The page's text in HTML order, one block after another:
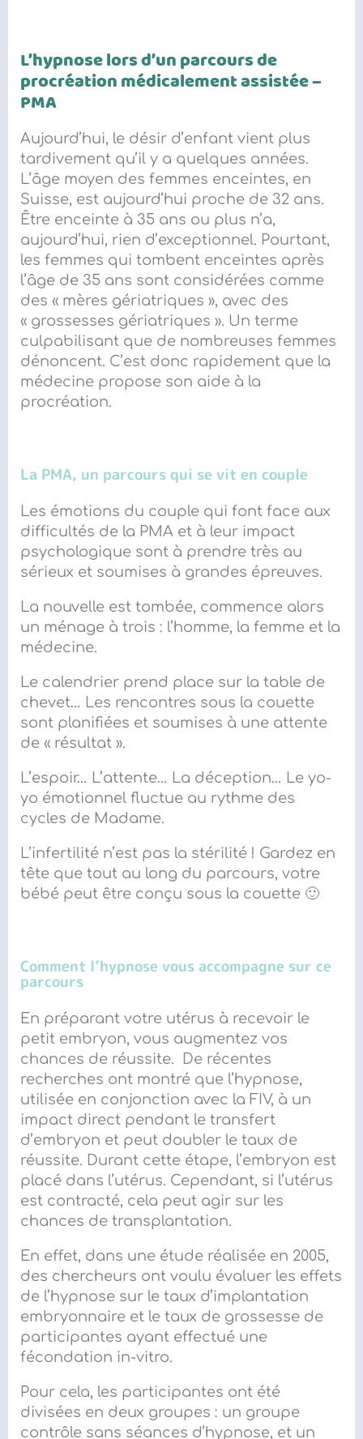
L’hypnose lors d’un parcoursde
procréation médicalement assistée–
PMA
Aujourd’hui, le désir d’enfant vient plus
tardivement qu’il y a quelques années.
L’âge moyen des femmes enceintes, en
Suisse, est aujourd’hui proche de 32 ans.
Être enceinte à 35 ans ou plus n’a,
aujourd’hui, rien d’exceptionnel. Pourtant,
les femmes qui tombent enceintes après
l’âge de 35 ans sont considérées comme
des « mères gériatriques », avec des
« grossesses gériatriques ». Un terme
culpabilisant que de nombreuses femmes
dénoncent. C’est donc rapidement que la
médecine propose son aide à la
procréation.
La PMA, un parcours qui se vit en couple
Les émotions du couple qui font face aux
difficultés de la PMA et à leur impact
psychologique sont à prendre très au
sérieux et soumises à grandes épreuves.
La nouvelle est tombée, commence alors
un ménage à trois : l’homme, la femme et la
médecine.
Le calendrier prend place sur la table de
chevet… Les rencontres sous la couette
sont planifiées et soumises à une attente
de « résultat ».
L’espoir… L’attente… La déception… Le yo-
yo émotionnel fluctue au rythme des
cycles de Madame.
L’infertilité n’est pas la stérilité ! Gardez en
tête que tout au long du parcours, votre
bébé peut être conçu sous la couette 🙂
Comment l’hypnose vous accompagne sur ce
parcours
En préparant votre utérus à recevoir le
petit embryon, vous augmentez vos
chances de réussite. De récentes
recherches ont montré que l’hypnose,
utilisée en conjonction avec la FIV, à un
impact direct pendant le transfert
d’embryon et peut doubler le taux de
réussite. Durant cette étape, l’embryon est
placé dans l’utérus. Cependant, si l’utérus
est contracté, cela peut agir sur les
chances de transplantation.
En effet, dans une étude réalisée en 2005,
des chercheurs ont voulu évaluer les effets
de l’hypnose sur le taux d’implantation
embryonnaire et le taux de grossesse de
participantes ayant effectué une
fécondation in-vitro.
Pour cela, les participantes ont été
divisées en deux groupes : un groupe
contrôle sans séances d’hypnose, et un